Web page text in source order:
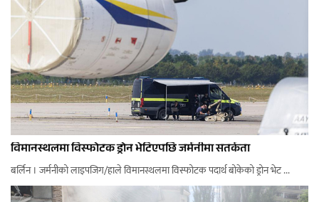
विमानस्थलमा विस्फोटक ड्रोन भेटिएपछि जर्मनीमा सतर्कता
बर्लिन । जर्मनीको लाइपजिग/हाले विमानस्थलमा विस्फोटक पदार्थ बोकेको ड्रोन भेट ...